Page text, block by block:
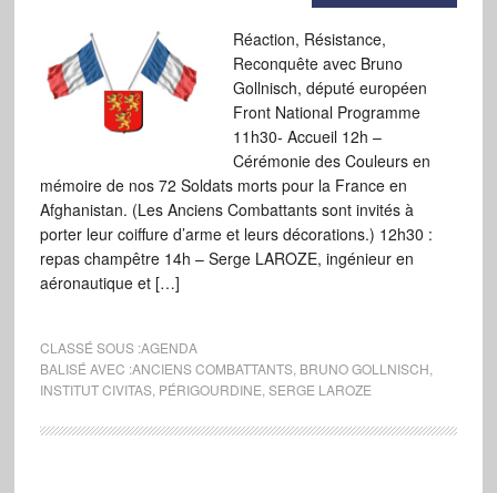
Réaction, Résistance,
Reconquête avec Bruno
Gollnisch, député européen
Front National Programme
11h30- Accueil 12h –
Cérémonie des Couleurs en
mémoire de nos 72 Soldats morts pour la France en
Afghanistan. (Les Anciens Combattants sont invités à
porter leur coiffure d’arme et leurs décorations.) 12h30 :
repas champêtre 14h – Serge LAROZE, ingénieur en
aéronautique et […]
CLASSÉ SOUS :AGENDA
BALISÉ AVEC :ANCIENS COMBATTANTS, BRUNO GOLLNISCH
INSTITUT CIVITAS, PÉRIGOURDINE SERGE LAROZE